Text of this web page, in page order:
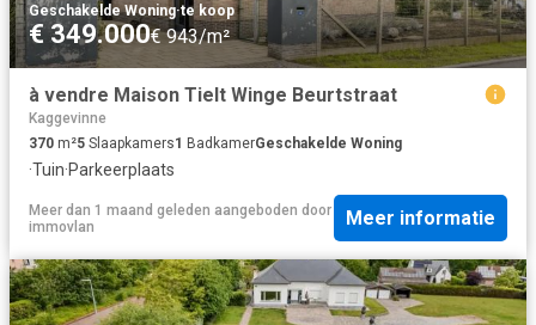
Geschakelde Woning·te koop
€ 349.000€ 943/m²
à vendre Maison Tielt Winge Beurtstraat
Kaggevinne
370 m²5 Slaapkamers1 BadkamerGeschakelde Woning
·Tuin·Parkeerplaats
Meer dan 1 maand geleden aangeboden door
immovlan
Meer informatie